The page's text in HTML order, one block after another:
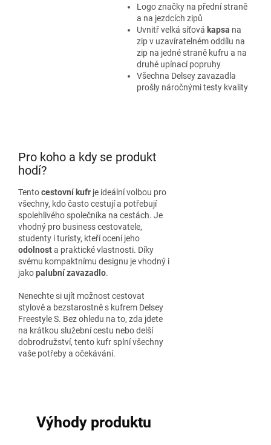
Logo značky na přední straně
a na jezdcích zipů
Uvnitř velká síťová kapsa na
zip v uzavíratelném oddílu na
zip na jedné straně kufru a na
druhé upínací popruhy
Všechna Delsey zavazadla
prošly náročnými testy kvality
Pro koho a kdy se produkt
hodí?
Tentocestovní kufr je ideální volbou pro
všechny, kdo často cestují a potřebují
spolehlivého společníka na cestách. Je
vhodný pro business cestovatele,
studenty i turisty, kteří ocení jeho
odolnosta praktické vlastnosti. Díky
svému kompaktnímu designu je vhodný i
jakopalubní zavazadlo.
Nenechte si ujít možnost cestovat
stylově a bezstarostně s kufrem Delsey
Freestyle S. Bez ohledu na to, zda jdete
na krátkou služební cestu nebo delší
dobrodružství, tento kufr splní všechny
vaše potřeby a očekávání.
Výhody produktu